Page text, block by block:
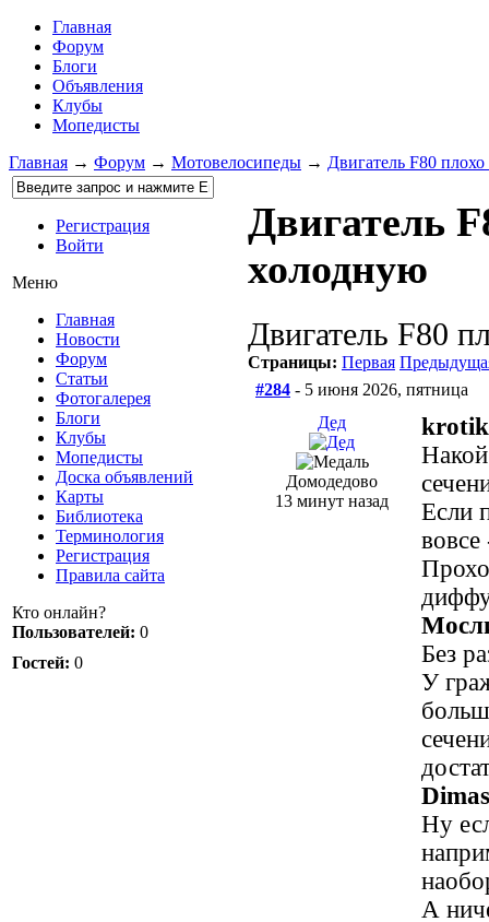
Главная
Форум
Блоги
Объявления
Клубы
Мопедисты
Главная → Форум → Мотовелосипеды → Двигатель F80
Регистрация
Войти
Меню
Главная
Новости
Форум
Статьи
Фотогалерея
Блоги
Клубы
Мопедисты
Доска объявлений
Карты
Библиотека
Терминология
Регистрация
Правила сайта
Кто онлайн?
Пользователей: 0
Гостей: 0
Двигатель
холодную
Двигатель F80
Страницы: Первая
#284 - 5 июня 2026, пятница
Дед
Домодедово
13 минут назад
Если
Без
У
Ну
А